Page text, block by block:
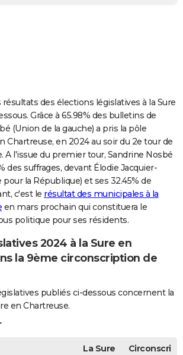
des élections législatives à la Sure
Grâce à 65.98% des bulletins de
(Union de la gauche) a pris la pôle
Chartreuse, en 2024 au soir du 2e tour de
A l'issue du premier tour, Sandrine Nosbé
des suffrages, devant Élodie Jacquier-
la République) et ses 32.45% de
c'est le résultat des municipales à la
en mars prochain qui constituera le
politique pour ses résidents.
2024 à la Sure en
la 9ème circonscription de
publiés ci-dessous concernent la
en Chartreuse.
La Sure
Circonscri